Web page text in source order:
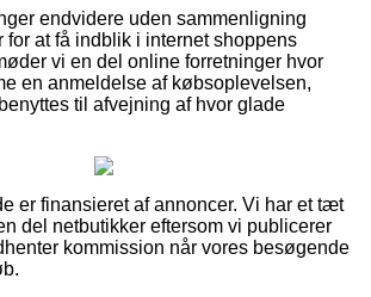
endvidere uden sammenligning
for at få indblik i internet shoppens
vi en del online forretninger hvor
en anmeldelse af købsoplevelsen,
til afvejning af hvor glade
er finansieret af annoncer. Vi har et tæt
del netbutikker eftersom vi publicerer
kommission når vores besøgende